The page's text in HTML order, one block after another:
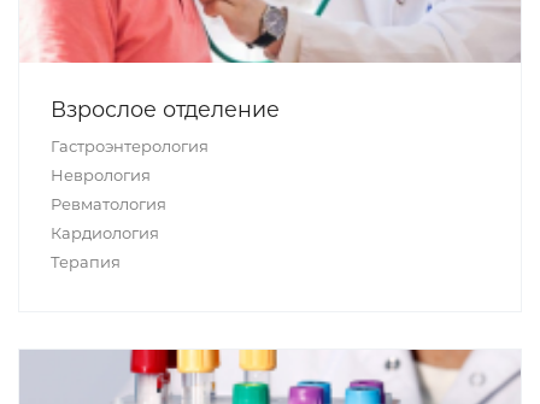
Взрослое отделение
Гастроэнтерология
Неврология
Ревматология
Кардиология
Терапия